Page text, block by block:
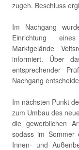
zugeh. Beschluss
Im Nachgang
Einrichtung
Marktgelände
informiert. Über
entsprechender
Nachgang
Im nächsten Punkt
zum Umbau des
die gewerblichen
sodass im Sommer
Innen- und